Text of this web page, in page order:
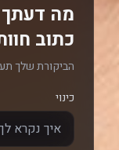
מה דעתך
כתוב
הביקורת שלך
כינוי